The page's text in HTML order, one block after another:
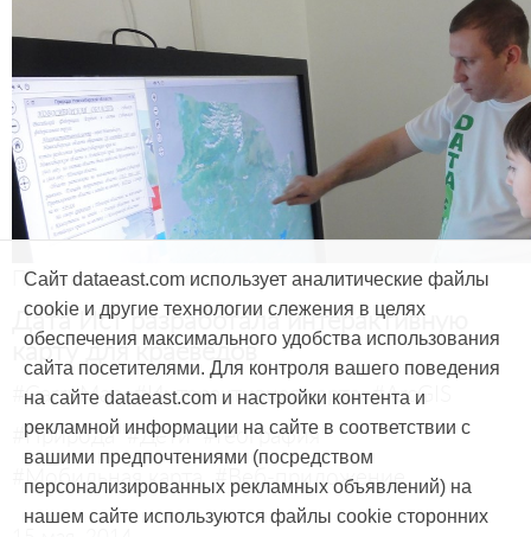
Продукты и услуги
Дата Ист разработала интерактивную
карту для краеведов
#CarryMap #Интерактивная карта #ArcGIS
#Природа #Дети #География
#Мобильная карта #Веб-приложение
Сайт dataeast.com использует аналитические файлы
cookie и другие технологии слежения в целях
обеспечения максимального удобства использования
сайта посетителями. Для контроля вашего поведения
на сайте dataeast.com и настройки контента и
рекламной информации на сайте в соответствии с
вашими предпочтениями (посредством
персонализированных рекламных объявлений) на
нашем сайте используются файлы cookie сторонних